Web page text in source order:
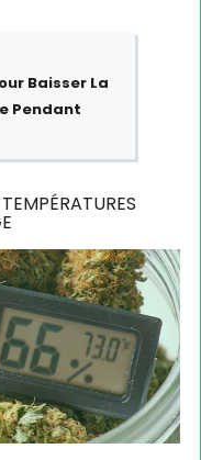
Baisser La
Pendant